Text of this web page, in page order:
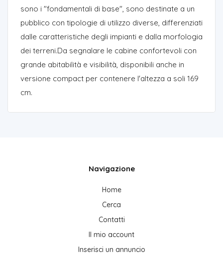
sono i "fondamentali di base", sono destinate a un
pubblico con tipologie di utilizzo diverse, differenziati
dalle caratteristiche degli impianti e dalla morfologia
dei terreni.Da segnalare le cabine confortevoli con
grande abitabilità e visibilità, disponibili anche in
versione compact per contenere l'altezza a soli 169
cm.
Navigazione
Home
Cerca
Contatti
Il mio account
Inserisci un annuncio